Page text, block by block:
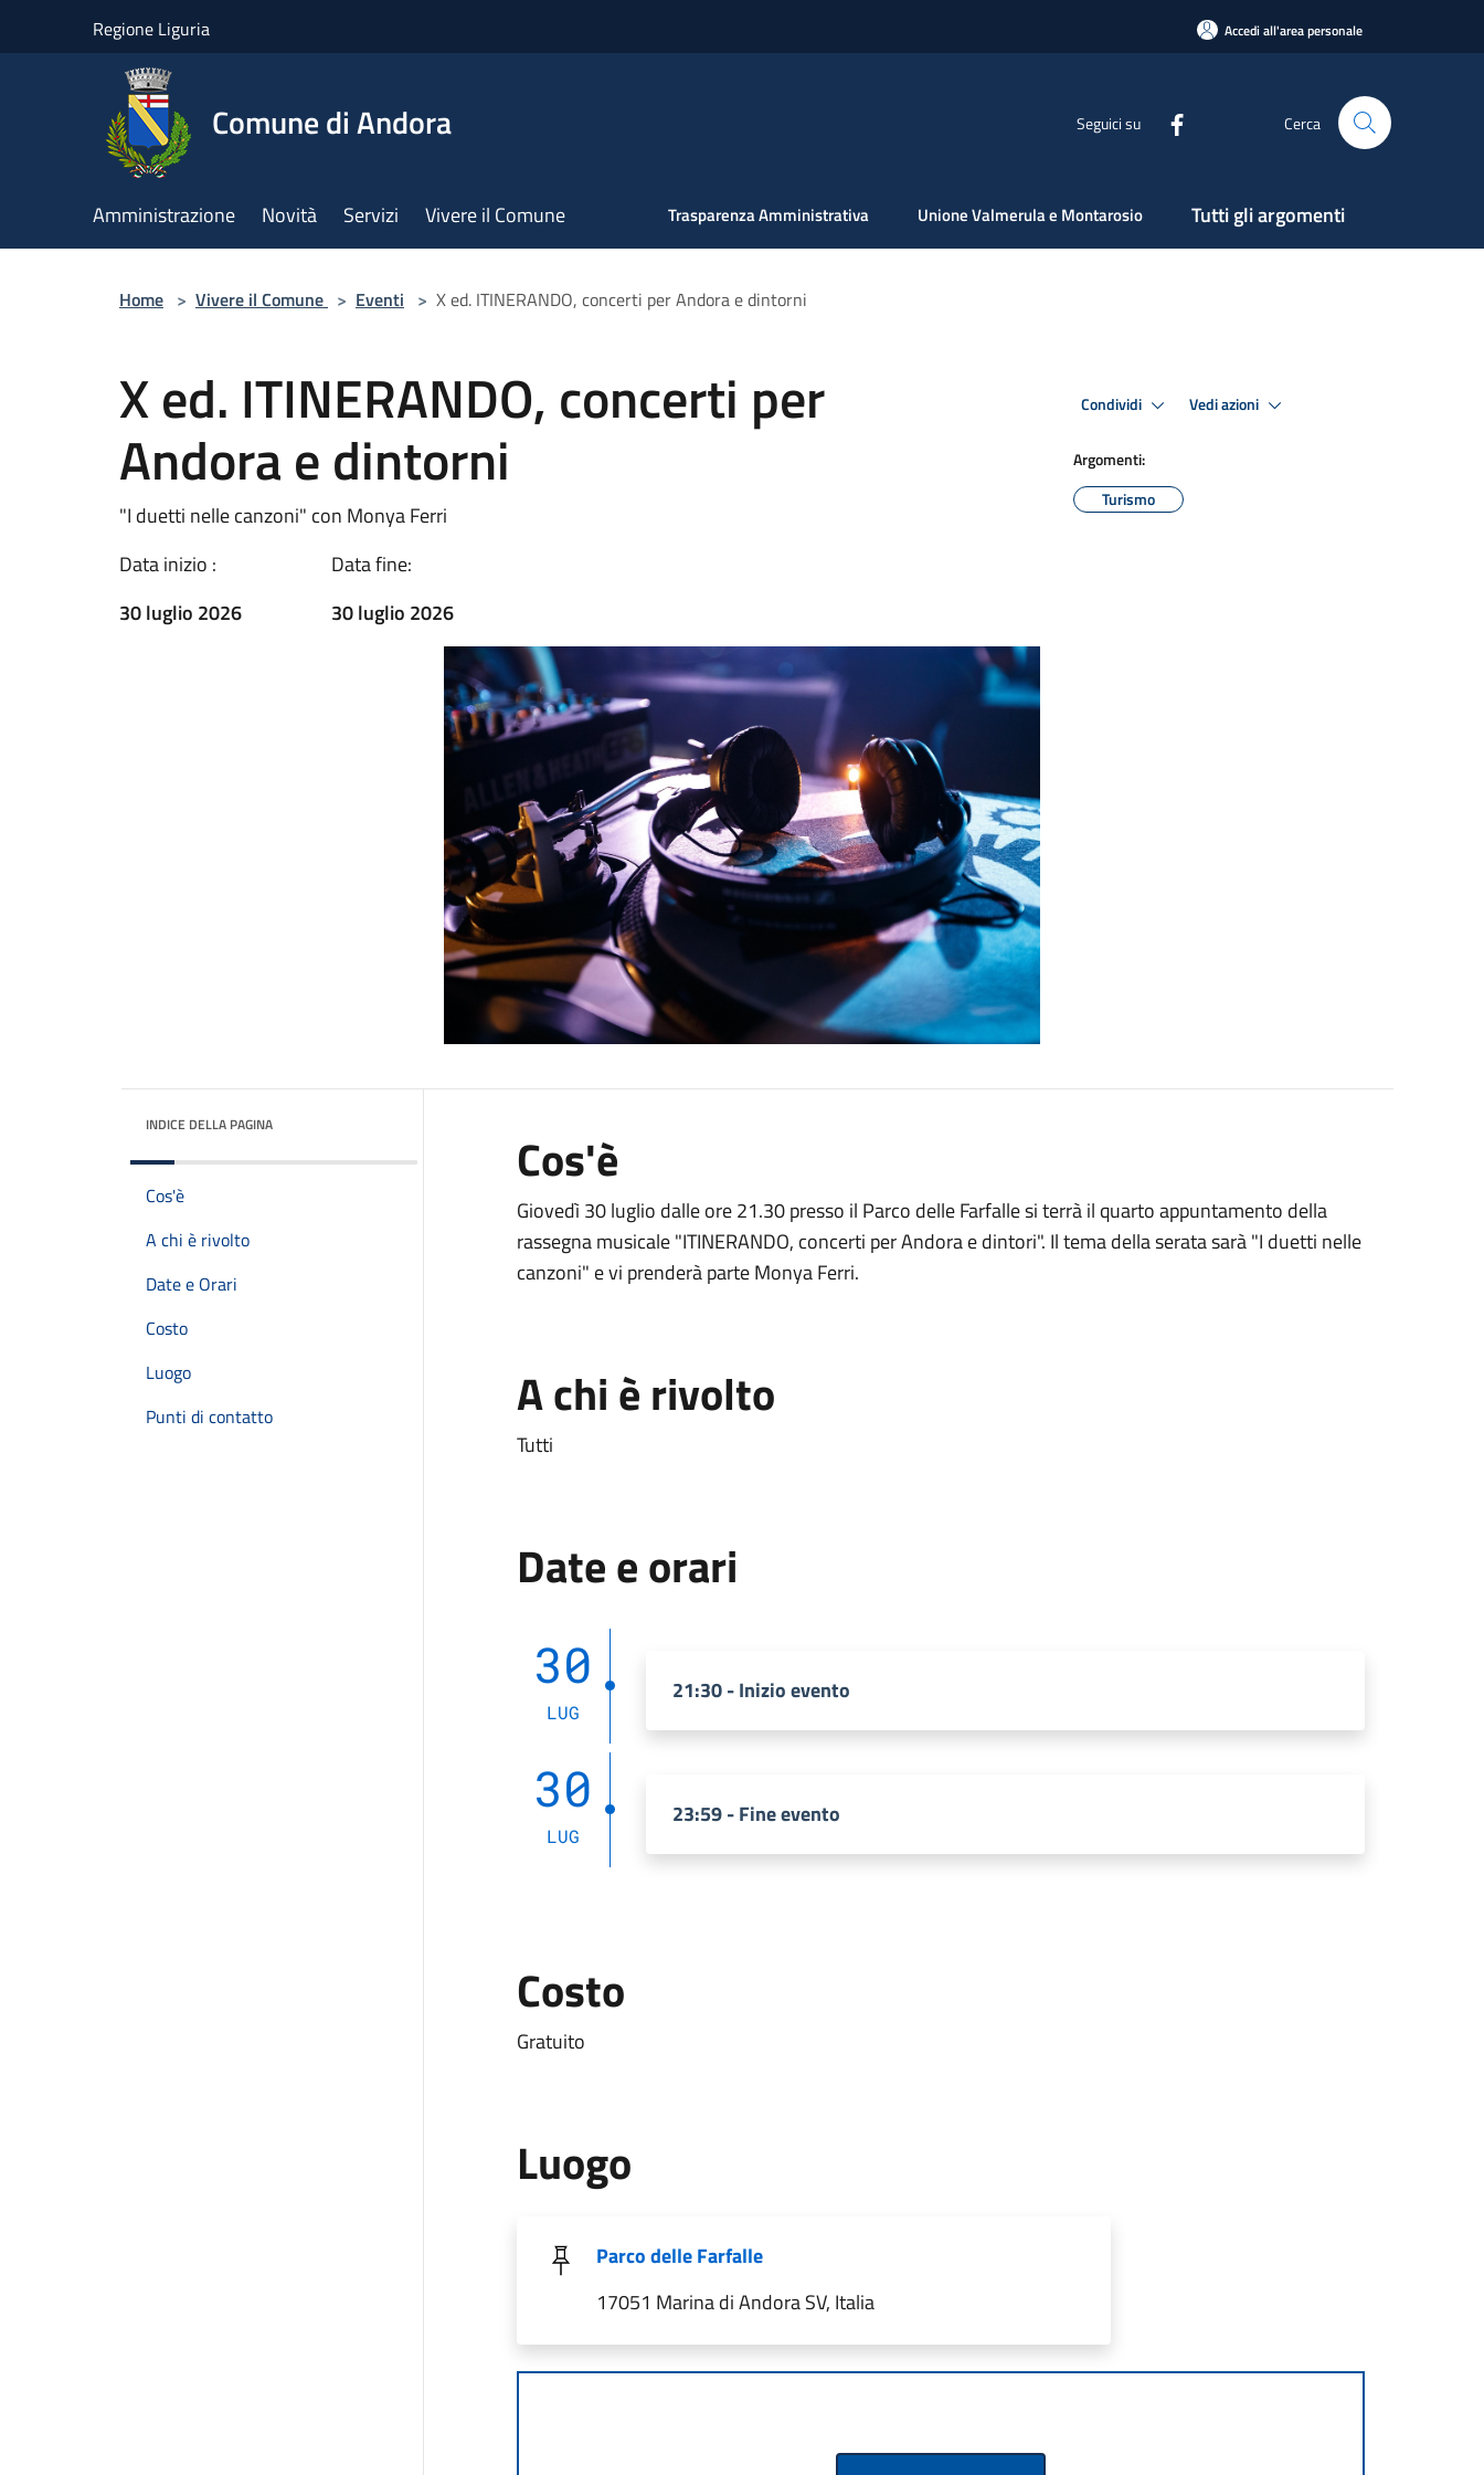
Regione Liguria Accedi all'area personale
Comune di Andora Seguici su Cerca
Amministrazione Novità Servizi Vivere il Comune Trasparenza Amministrativa Unione Valmerula e Montarosio Tutti gli argomenti
Home > Vivere il Comune > Eventi > X ed. ITINERANDO, concerti per Andora e dintorni
X ed. ITINERANDO, concerti per
Andora e dintorni
"I duetti nelle canzoni" con Monya Ferri
Data inizio :
30 luglio 2026
Data fine:
30 luglio 2026
Condividi Vedi azioni
Argomenti:
Turismo
INDICE DELLA PAGINA
Cos'è
A chi è rivolto
Date e Orari
Costo
Luogo
Punti di contatto
Cos'è
Giovedì 30 luglio dalle ore 21.30 presso il Parco delle Farfalle si terrà il quarto appuntamento della
rassegna musicale "ITINERANDO, concerti per Andora e dintori". Il tema della serata sarà "I duetti nelle
canzoni" e vi prenderà parte Monya Ferri.
A chi è rivolto
Tutti
Date e orari
30
LUG
21:30 - Inizio evento
30
LUG
23:59 - Fine evento
Costo
Gratuito
Luogo
Parco delle Farfalle
17051 Marina di Andora SV, Italia